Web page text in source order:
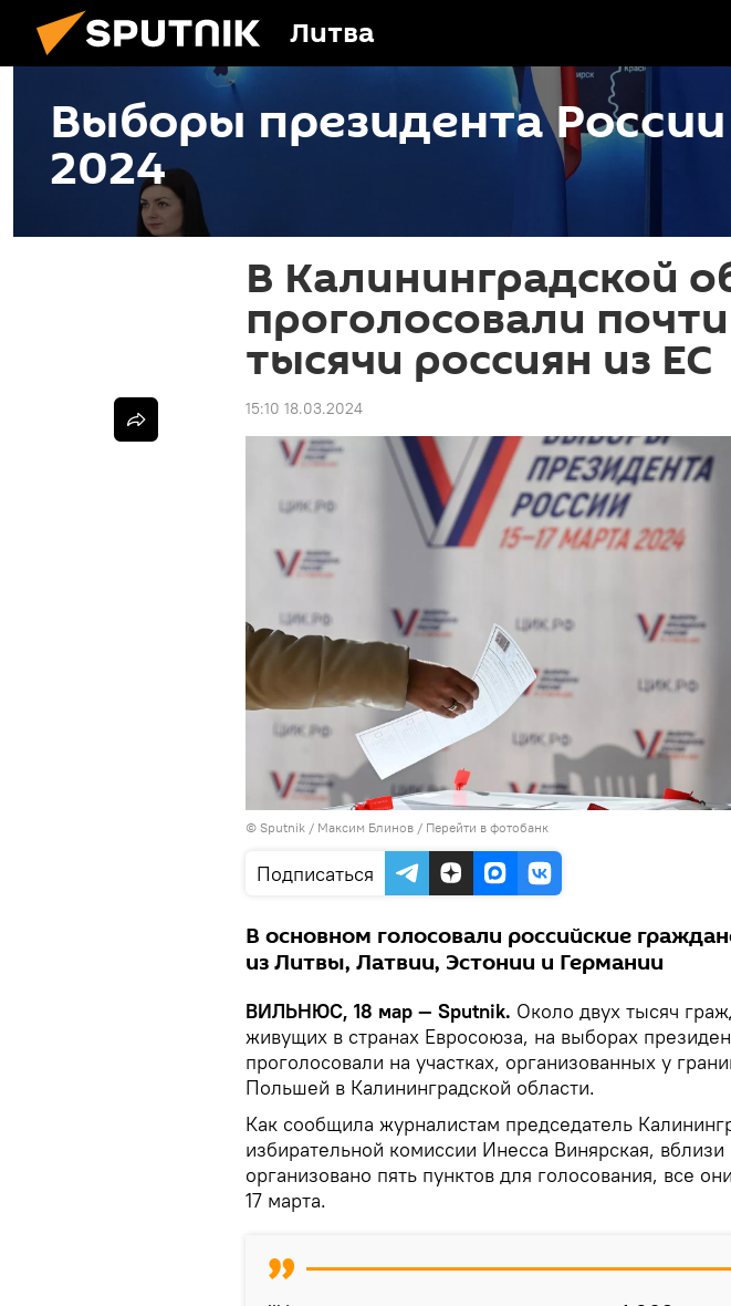
Литва
Выборы президента
2024
В Калининградской
проголосовали
тысячи россиян из ЕС
15:10 18.03.2024
© Sputnik / Максим Блинов / Перейти в фотобанк
Подписаться
В основном голосовали российские
из Литвы, Латвии, Эстонии и Германии
ВИЛЬНЮС, 18 мар — Sputnik. Около двух тысяч
живущих в странах Евросоюза, на выборах
проголосовали на участках, организованных у
Польшей в Калининградской области.
Как сообщила журналистам председатель
избирательной комиссии Инесса Винярская,
организовано пять пунктов для голосования, все
17 марта.